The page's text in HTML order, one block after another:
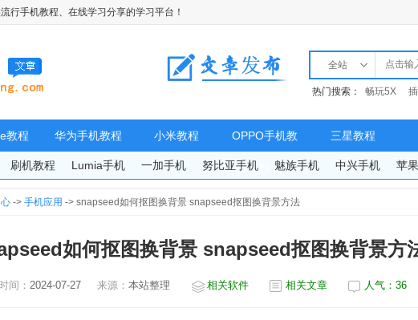
行手机教程、在线学习分享的学习平台！
全站
热门搜索： 畅玩5X
教程 华为手机教程 小米教程 OPPO手机教 三星教程
刷机教程 Lumia手机 一加手机 努比亚手机 魅族手机 中兴手机 苹
-> 手机应用 -> snapseed如何抠图换背景 snapseed抠图换背景方法
如何抠图换背景 snapseed抠图换背景方
间： 2024-07-27 来源： 本站整理 相关软件 相关文章 人气： 36